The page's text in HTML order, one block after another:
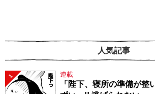
人気記事
1 連載
「陛下、寝所の準備が整